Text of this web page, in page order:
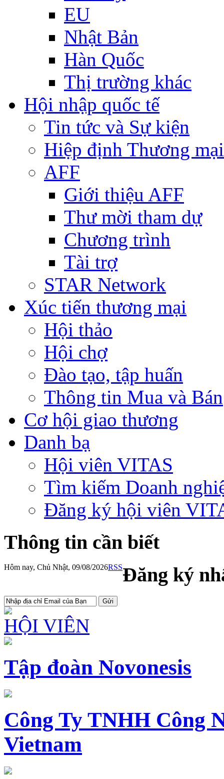
EU
Nhật Bản
Hàn Quốc
Thị trường khác
Hội nhập quốc tế
Tin tức và Sự kiện
Hiệp định Thương
AFF
Giới thiệu AFF
Thư mời tham dự
Chương trình
Tài trợ
STAR Network
Xúc tiến thương mại
Hội thảo
Hội chợ
Đào tạo, tập huấn
Thông tin Mua và Bán
Cơ hội giao thương
Danh bạ
Hội viên VITAS
Tìm kiếm Doanh
Đăng ký hội viên
Thông tin cần biết
Hôm nay, Chủ Nhật, 09/08/2026RSSĐăng ký
HỘI VIÊN
Tập đoàn Novonesis
Công Ty TNHH Công
Vietnam